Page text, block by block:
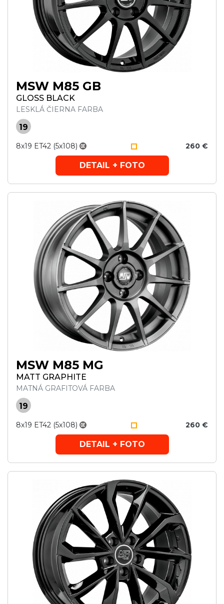
MSW M85 GB
GLOSS BLACK
LESKLÁ ČIERNA FARBA
19
8x19 ET42 (5x108) 260 €
DETAIL + FOTO
MSW M85 MG
MATT GRAPHITE
MATNÁ GRAFITOVÁ FARBA
19
8x19 ET42 (5x108) 260 €
DETAIL + FOTO